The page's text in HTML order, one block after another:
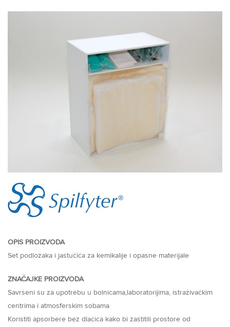
OPIS PROIZVODA
Set podložaka i jastučića za kemikalije i opasne materijale
ZNAČAJKE PROIZVODA
Savršeni su za upotrebu u bolnicama,laboratorijima, istraživačkim
centrima i atmosferskim sobama
Koristiti apsorbere bez dlačica kako bi zaštitili prostore od